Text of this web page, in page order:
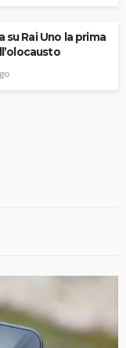
su Rai Uno la prima